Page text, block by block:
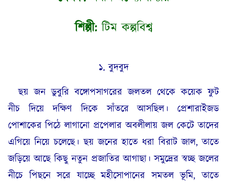
শিল্পী:টিম কল্পবিশ্ব
১. বুদবুদ
ছয় জন ডুবুরি বঙ্গোপসাগরের জলতল থেকে কয়েক ফুট
নীচ দিয়ে দক্ষিণ দিকে সাঁতরে আসছিল। প্রেশারাইজড
পোশাকের পিঠে লাগানো প্রপেলার অবলীলায় জল কেটে তাদের
এগিয়ে নিয়ে চলেছে। ছয় জনের হাতে ধরা বিরাট জাল, তাতে
জড়িয়ে আছে কিছু নতুন প্রজাতির আগাছা। সমুদ্রের স্বচ্ছ জলের
নীচে পিছনে সরে যাচ্ছে মহীসোপানের সমতল ভূমি, তাতে